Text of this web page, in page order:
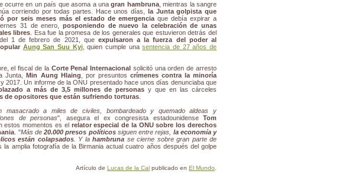
ocurre en un país que asoma a unagran hambruna, mientras la sangre
corriendo por todas partes. Hace unos días, la Junta golpista que
por seis meses más el estado de emergencia que debía expirar a
31 de enero, posponiendo de nuevo la celebración de unas
libres . Esa fue la promesa de los generales que estuvieron detrás del
1 de febrero de 2021, que expulsaron a la fuerza del poder al
Aung San Suu Kyi, quien cumple unasentencia de 27 años de
el fiscal de la Corte Penal Internacional solicitó una orden de arresto
Junta,Min Aung Hlaing , por presuntos crímenes contra la minoría
2017. Un informe de la ONU presentado hace unos días denunciaba que
a más de 3,5 millones de personas y que en las cárceles
de opositores que están sufriendo torturas
masacrado a miles de civiles, bombardeado y quemado aldeas y
de personas", asegura el ex congresista estadounidense Tom
estos momentos es el relator especial de la ONU sobre los derechos
. "Más de20.000 presos políticossiguen entre rejas, la economía y
están colapsados. Y lahambruna se cierne sobre gran parte de
la amplia fotografía de la Birmania actual cuatro años después del golpe
Artículo de Lucas de la Cal publicado en El Mundo